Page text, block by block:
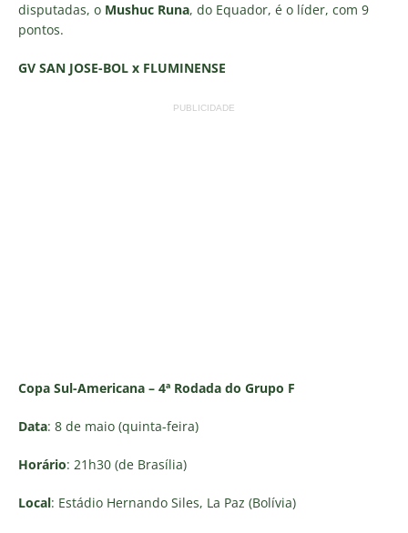
disputadas, o Mushuc Runa, do Equador, é o líder, com 9
pontos.
GV SAN JOSE-BOL x FLUMINENSE
PUBLICIDADE
Copa Sul-Americana – 4ª Rodada do Grupo F
Data: 8 de maio (quinta-feira)
Horário: 21h30 (de Brasília)
Local: Estádio Hernando Siles, La Paz (Bolívia)